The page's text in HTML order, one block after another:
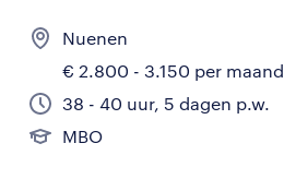
Nuenen
€ 2.800 - 3.150 per maand
38 - 40 uur, 5 dagen p.w.
MBO